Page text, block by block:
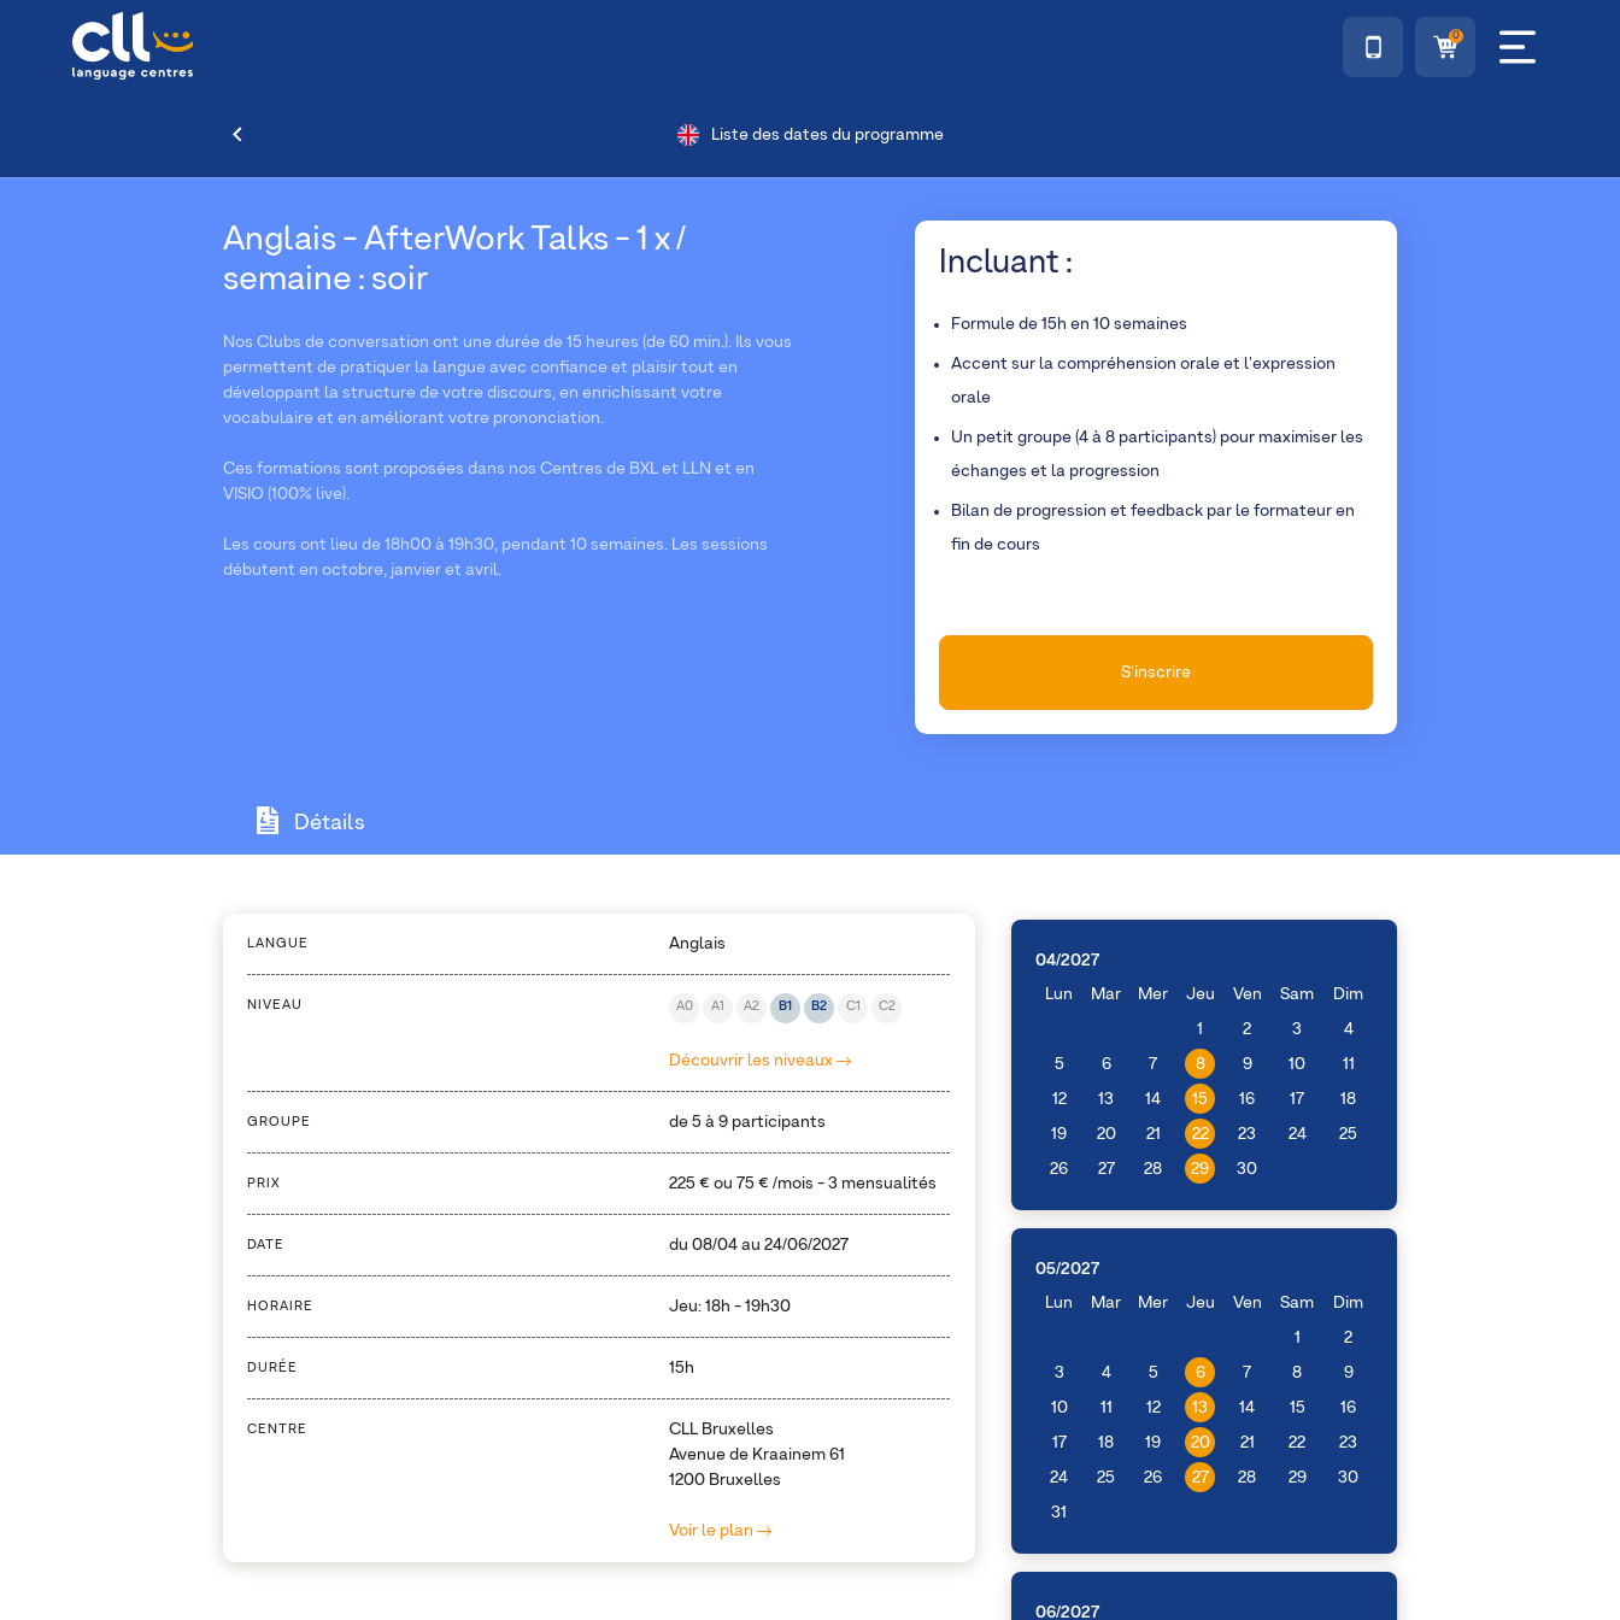
0
Liste des dates du programme
Anglais - AfterWork Talks - 1 x /
semaine : soir
Nos Clubs de conversation ont une durée de 15 heures (de 60 min.). Ils vous
permettent de pratiquer la langue avec confiance et plaisir tout en
développant la structure de votre discours, en enrichissant votre
vocabulaire et en améliorant votre prononciation.
Ces formations sont proposées dans nos Centres de BXL et LLN et en
VISIO (100% live).
Les cours ont lieu de 18h00 à 19h30, pendant 10 semaines. Les sessions
débutent en octobre, janvier et avril.
Incluant :
Formule de 15h en 10 semaines
Accent sur la compréhension orale et l'expression
orale
Un petit groupe (4 à 8 participants) pour maximiser les
échanges et la progression
Bilan de progression et feedback par le formateur en
fin de cours
S'inscrire
Détails
LANGUE Anglais
NIVEAU A0 A1 A2 B1 B2 C1 C2
Découvrir les niveaux
GROUPE de 5 à 9 participants
PRIX 225 € ou 75 € /mois - 3 mensualités
DATE du08/04 au24/06/2027
04/2027
Lun
Mar Mer Jeu Ven Sam Dim
1 2 3 4
5 6 7 8 9 10 11
12 13 14 15 16 17 18
19 20 21 22 23 24 25
26 27 28 29 30
05/2027
Lun
Mar Mer Jeu Ven Sam Dim
1 2
3 4 5 6 7 8 9
10 11 12 13 14 15 16
17 18 19 20 21 22 23
24 25 26 27 28 29 30
31
06/2027
HORAIRE Jeu: 18h - 19h30
DURÉE 15h
CENTRE
CLL Bruxelles
Avenue de Kraainem 61
1200 Bruxelles
Voir le plan